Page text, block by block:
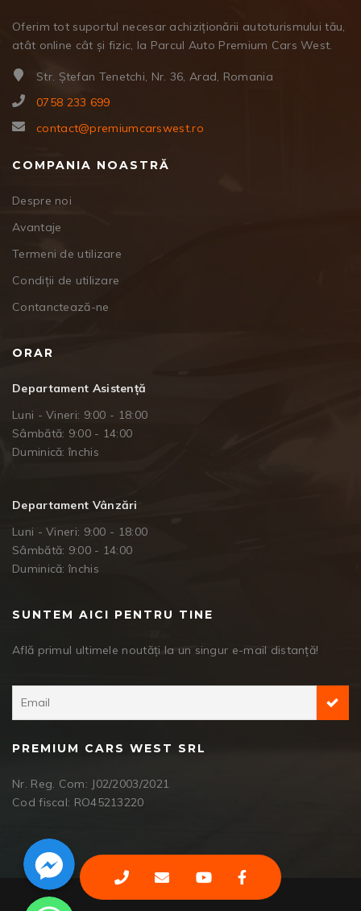
Oferim tot suportul necesar achiziționării autoturismului tău,
atât online cât și fizic, la Parcul Auto Premium Cars West.
Str. Ștefan Tenetchi, Nr. 36, Arad, Romania
0758 233 699
contact@premiumcarswest.ro
COMPANIA NOASTRĂ
Despre noi
Avantaje
Termeni de utilizare
Condiții de utilizare
Contanctează-ne
ORAR
Departament Asistență
Luni - Vineri: 9:00 - 18:00
Sâmbătă: 9:00 - 14:00
Duminică: închis
Departament Vânzări
Luni - Vineri: 9:00 - 18:00
Sâmbătă: 9:00 - 14:00
Duminică: închis
SUNTEM AICI PENTRU TINE
Află primul ultimele noutăți la un singur e-mail distanță!
PREMIUM CARS WEST SRL
Nr. Reg. Com: J02/2003/2021
Cod fiscal: RO45213220
Facebook Messenger
WhatsApp